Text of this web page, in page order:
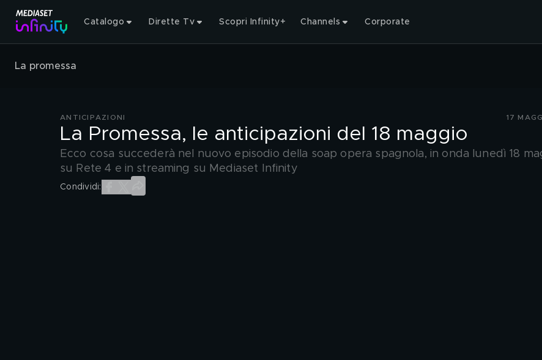
Catalogo Dirette Tv Scopri Infinity+ Channels Corporate
La promessa
ANTICIPAZIONI 17
La Promessa, le anticipazioni del 18 maggio
Ecco cosa succederà nel nuovo episodio della soap opera spagnola, in onda lunedì 18
su Rete 4 e in streaming su Mediaset Infinity
Condividi: